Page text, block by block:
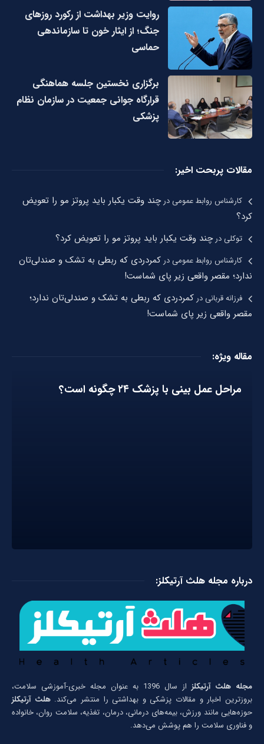
روایت وزیر بهداشت از رکورد روزهای
جنگ؛ از ایثار خون تا سازماندهی
حماسی
برگزاری نخستین جلسه هماهنگی
قرارگاه جوانی جمعیت در سازمان نظام
پزشکی
مقالات پربحت اخیر:
کارشناس روابط عمومیدرچند وقت یکبار باید پروتز مو را تعویض
کرد؟
توکلیدرچند وقت یکبار باید پروتز مو را تعویض کرد؟
کارشناس روابط عمومیدر کمردردی که ربطی به تشک و صندلی‌تان
ندارد؛ مقصر واقعی زیر پای شماست!
فرزانه قربانیدر کمردردی که ربطی به تشک و صندلی‌تان ندارد؛
مقصر واقعی زیر پای شماست!
مقاله ویژه:
مراحل عمل بینی با پزشک ۲۴ چگونه است؟
درباره مجله هلث آرتیکلز:
مجله هلث آرتیکلز
از سال 1396 به عنوان مجله خبری-آموزشی سلامت،
بروزترین اخبار و مقالات پزشکی و بهداشتی را منتشر می‌کند.هلث آرتیکلز
حوزه‌هایی مانند ورزش، بیمه‌های درمانی، درمان، تغذیه، سلامت روان، خانواده
و فناوری سلامت را هم پوشش می‌دهد.